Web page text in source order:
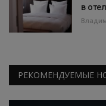
в
РЕКОМЕНДУЕМЫЕ